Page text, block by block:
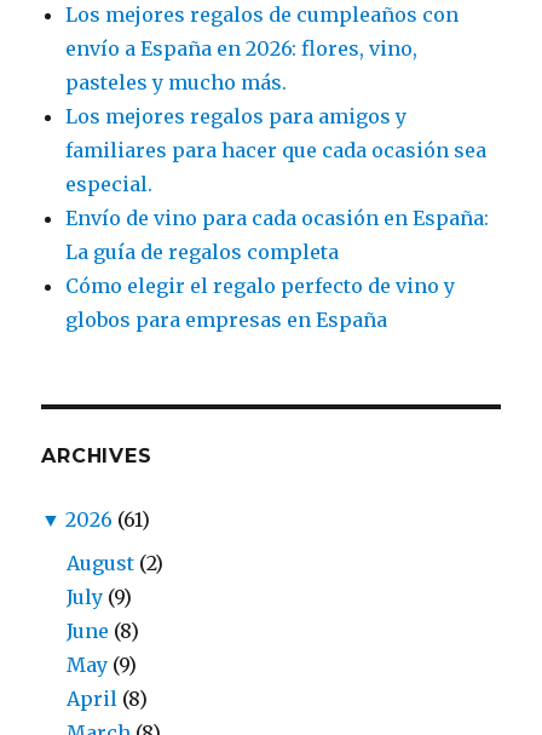
Los mejores regalos de cumpleaños con
envío a España en 2026: flores, vino,
pasteles y mucho más.
Los mejores regalos para amigos y
familiares para hacer que cada ocasión sea
especial.
Envío de vino para cada ocasión en España:
La guía de regalos completa
Cómo elegir el regalo perfecto de vino y
globos para empresas en España
ARCHIVES
▼ 2026 (61)
August (2)
July (9)
June (8)
May (9)
April (8)